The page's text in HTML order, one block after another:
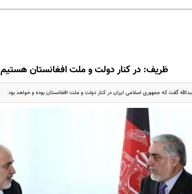
ظریف: در کنار دولت و ملت افغانستان هستیم
گفت که جمهوری اسلامی ایران در کنار دولت و ملت افغانستان بوده و خواهد بود.